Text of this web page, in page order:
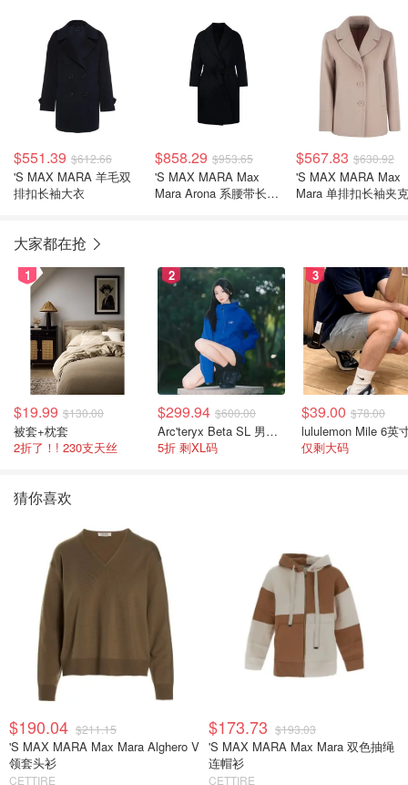
$551.39 $612.66
'S MAX MARA 羊毛双
排扣长袖大衣
$858.29 $953.65
'S MAX MARA Max
Mara Arona 系腰带长袖
$567.83 $630.92
'S MAX MARA Max
Mara 单排扣长袖夹克
大家都在抢
1
$19.99 $130.00
被套+枕套
2折了！! 230支天丝
2
$299.94 $600.00
Arc'teryx Beta SL 男士夹克 黑色
5折 剩XL码
3
$39.00 $78.00
仅剩大码
猜你喜欢
$190.04 $211.15
'S MAX MARA Max Mara Alghero V
领套头衫
CETTIRE
$173.73 $193.03
'S MAX MARA Max Mara 双色抽绳
连帽衫
CETTIRE